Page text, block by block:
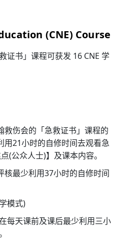
(CNE) Course
证书」课程可获发 16 CNE 学
救伤会的「急救证书」课程的
用21小时的自修时间去观看急
(公众人士)】及课本内容。
核最少利用37小时的自修时间
模式)
每天课前及课后最少利用三小
程
费
用
月
1
日
起
圣